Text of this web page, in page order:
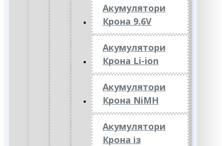
Акумулятори
Крона 9.6V
Акумулятори
Крона Li-ion
Акумулятори
Крона NiMH
Акумулятори
Крона із